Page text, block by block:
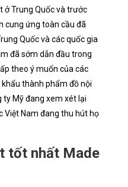
ở Trung Quốc và trước
cung ứng toàn cầu đã
Quốc và các quốc gia
đã sớm dẫn đầu trong
theo ý muốn của các
thành phẩm đồ nội
ty Mỹ đang xem xét lại
Việt Nam đang thu hút họ
tốt nhất Made